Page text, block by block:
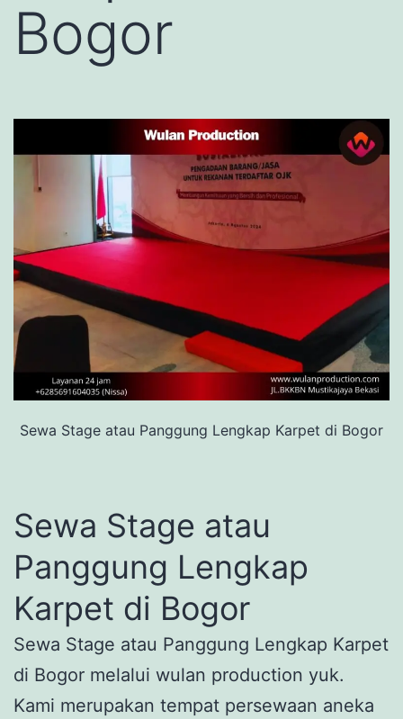
Bogor
Sewa Stage atau Panggung Lengkap Karpet di Bogor
Sewa Stage atau
Panggung Lengkap
Karpet di Bogor
Sewa Stage atau Panggung Lengkap Karpet
di Bogor melalui wulan production yuk.
Kami merupakan tempat persewaan aneka